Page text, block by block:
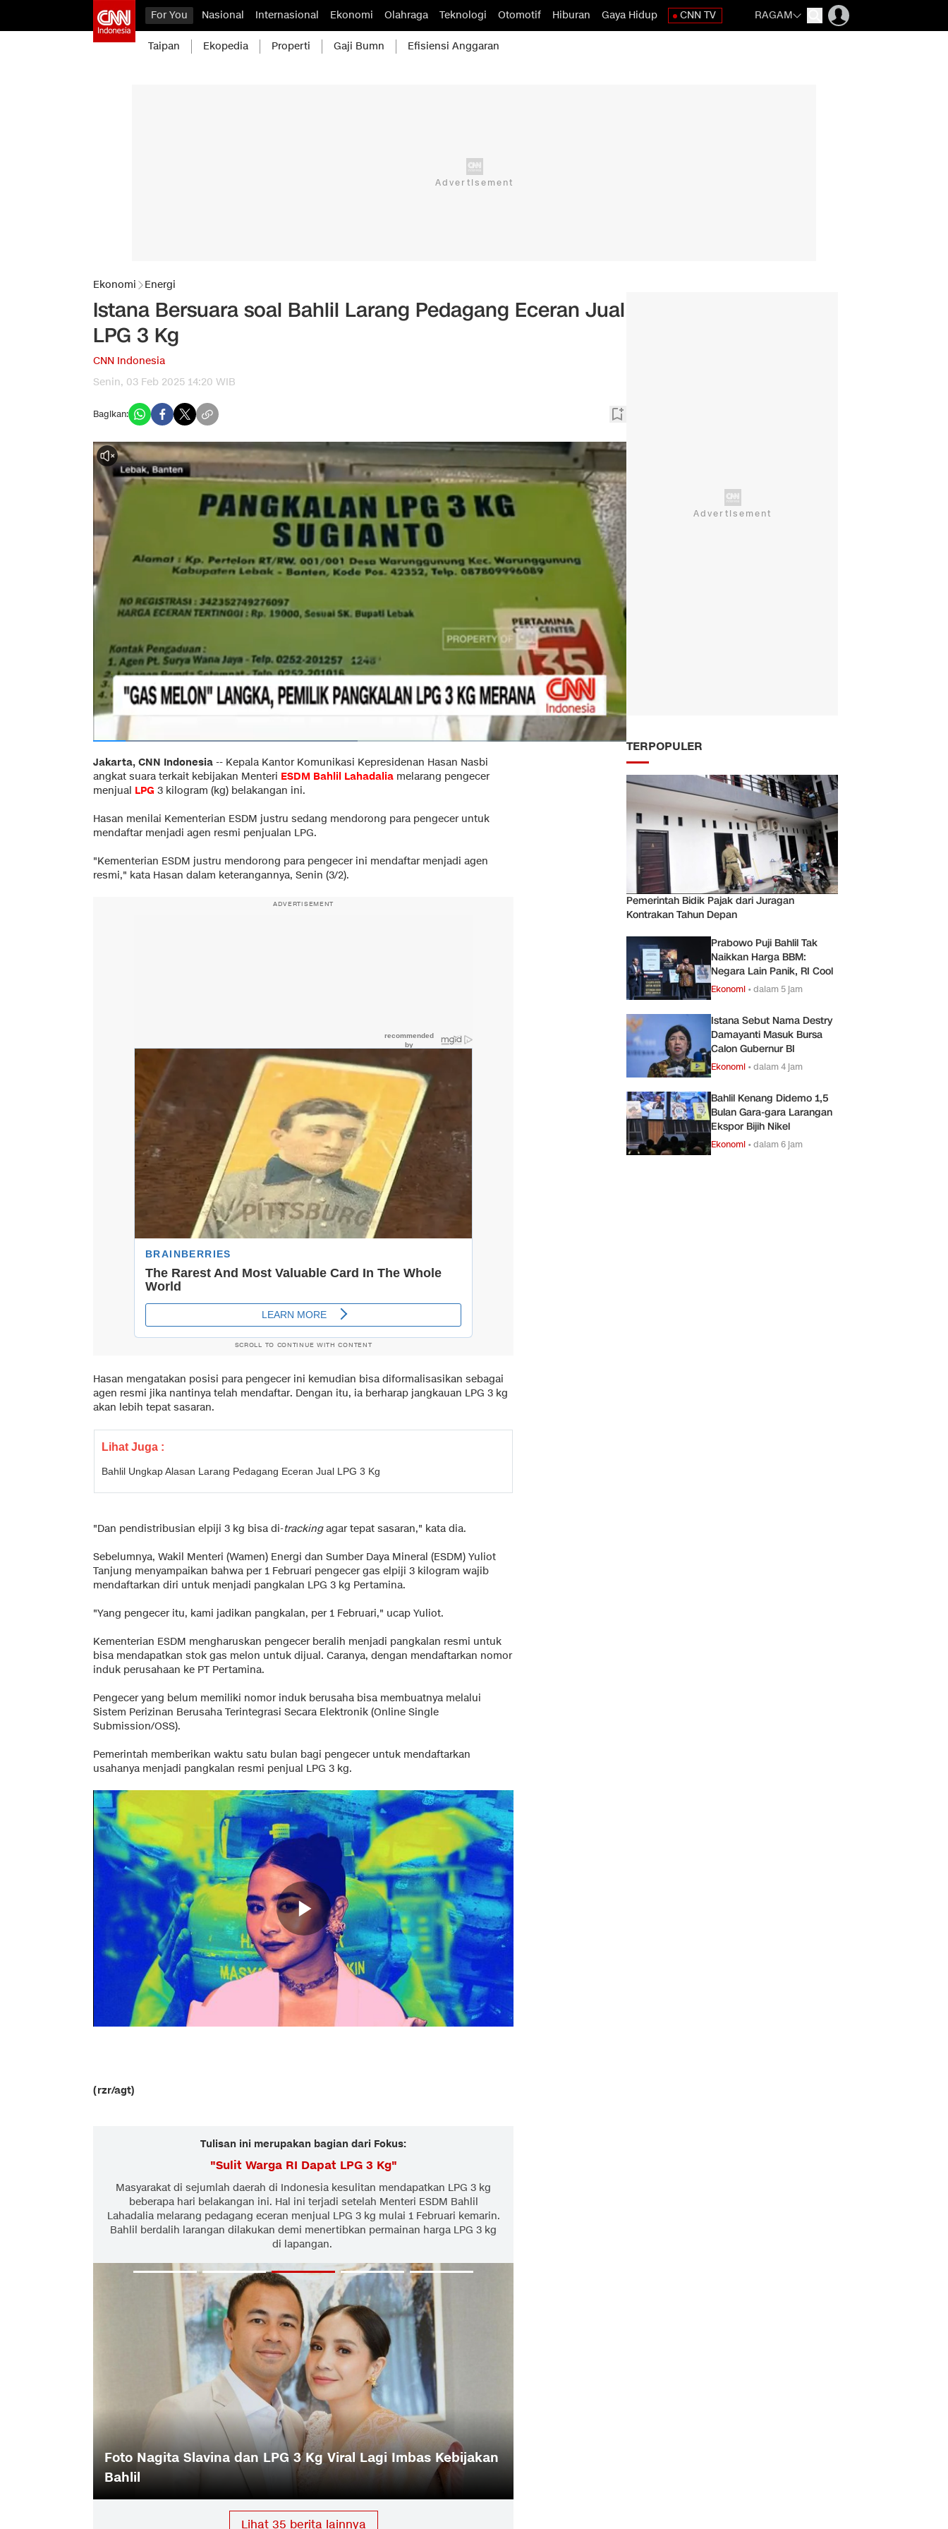
For You Nasional Internasional Ekonomi Olahraga Teknologi Otomotif Hiburan Gaya Hidup CNN TV RAGAM
Taipan Ekopedia Properti Gaji Bumn Efisiensi Anggaran
Ekonomi Energi
Istana Bersuara soal Bahlil Larang Pedagang Eceran Jual
LPG 3 Kg
CNN Indonesia
Senin, 03 Feb 2025 14:20 WIB
Bagikan:
Jakarta, CNN Indonesia -- Kepala Kantor Komunikasi Kepresidenan Hasan Nasbi
angkat suara terkait kebijakan Menteri ESDM Bahlil Lahadalia melarang pengecer
menjual LPG 3 kilogram (kg) belakangan ini.
Hasan menilai Kementerian ESDM justru sedang mendorong para pengecer untuk
mendaftar menjadi agen resmi penjualan LPG.
"Kementerian ESDM justru mendorong para pengecer ini mendaftar menjadi agen
resmi," kata Hasan dalam keterangannya, Senin (3/2).
ADVERTISEMENT
SCROLL TO CONTINUE WITH CONTENT
Hasan mengatakan posisi para pengecer ini kemudian bisa diformalisasikan sebagai
agen resmi jika nantinya telah mendaftar. Dengan itu, ia berharap jangkauan LPG 3 kg
akan lebih tepat sasaran.
Lihat Juga :
Bahlil Ungkap Alasan Larang Pedagang Eceran Jual LPG 3 Kg
"Dan pendistribusian elpiji 3 kg bisa di-trackingagar tepat sasaran," kata dia.
Sebelumnya, Wakil Menteri (Wamen) Energi dan Sumber Daya Mineral (ESDM) Yuliot
Tanjung menyampaikan bahwa per 1 Februari pengecer gas elpiji 3 kilogram wajib
mendaftarkan diri untuk menjadi pangkalan LPG 3 kg Pertamina.
"Yang pengecer itu, kami jadikan pangkalan, per 1 Februari," ucap Yuliot.
Kementerian ESDM mengharuskan pengecer beralih menjadi pangkalan resmi untuk
bisa mendapatkan stok gas melon untuk dijual. Caranya, dengan mendaftarkan nomor
induk perusahaan ke PT Pertamina.
Pengecer yang belum memiliki nomor induk berusaha bisa membuatnya melalui
Sistem Perizinan Berusaha Terintegrasi Secara Elektronik (Online Single
Submission/OSS).
Pemerintah memberikan waktu satu bulan bagi pengecer untuk mendaftarkan
usahanya menjadi pangkalan resmi penjual LPG 3 kg.
(rzr/agt)
Tulisan ini merupakan bagian dari Fokus:
"Sulit Warga RI Dapat LPG 3 Kg"
Masyarakat di sejumlah daerah di Indonesia kesulitan mendapatkan LPG 3 kg
beberapa hari belakangan ini. Hal ini terjadi setelah Menteri ESDM Bahlil
Lahadalia melarang pedagang eceran menjual LPG 3 kg mulai 1 Februari kemarin.
Bahlil berdalih larangan dilakukan demi menertibkan permainan harga LPG 3 kg
di lapangan.
Foto Nagita Slavina dan LPG 3 Kg Viral Lagi Imbas Kebijakan
Bahlil
Lihat 35 berita lainnya
TERPOPULER
Pemerintah Bidik Pajak dari Juragan
Kontrakan Tahun Depan
Prabowo Puji Bahlil Tak
Naikkan Harga BBM:
Negara Lain Panik, RI Cool
Ekonomi •dalam 5 jam
Istana Sebut Nama Destry
Damayanti Masuk Bursa
Calon Gubernur BI
Ekonomi •dalam 4 jam
Bahlil Kenang Didemo 1,5
Bulan Gara-gara Larangan
Ekspor Bijih Nikel
Ekonomi •dalam 6 jam